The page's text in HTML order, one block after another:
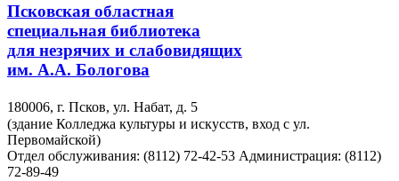
Псковская областная
специальная библиотека
для незрячих и слабовидящих
им. А.А. Бологова
180006, г. Псков, ул. Набат, д. 5
(здание Колледжа культуры и искусств, вход с ул.
Первомайской)
Отдел обслуживания: (8112) 72-42-53 Администрация: (8112)
72-89-49